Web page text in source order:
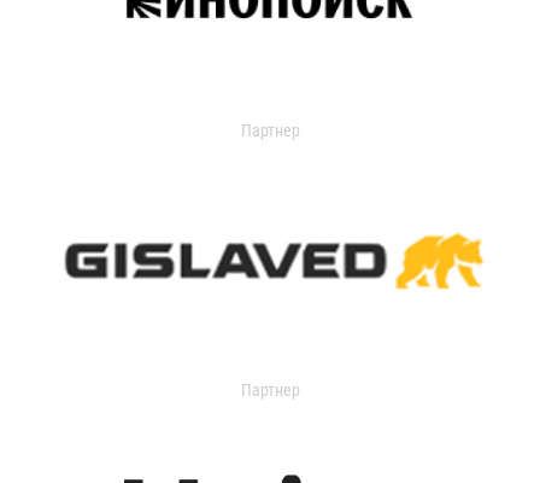
Партнер
Партнер